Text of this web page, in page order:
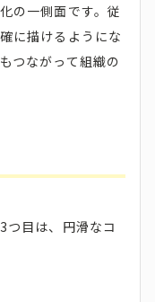
の一側面です。従
に描けるようにな
つながって組織の
つ目は、円滑なコ